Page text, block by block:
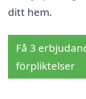
ditt hem.
Få 3
förpliktelser